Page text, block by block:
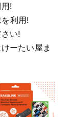
!
利用!
い!
ーたい屋ま